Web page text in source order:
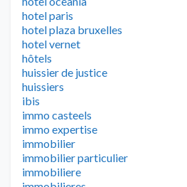
hotel paris
hotel plaza bruxelles
hotel vernet
hôtels
huissier de justice
huissiers
ibis
immo casteels
immo expertise
immobilier
immobilier particulier
immobiliere